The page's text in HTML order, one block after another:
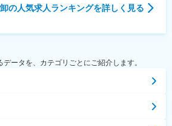
の人気求人ランキングを詳しく見る
ータを、カテゴリごとにご紹介します。